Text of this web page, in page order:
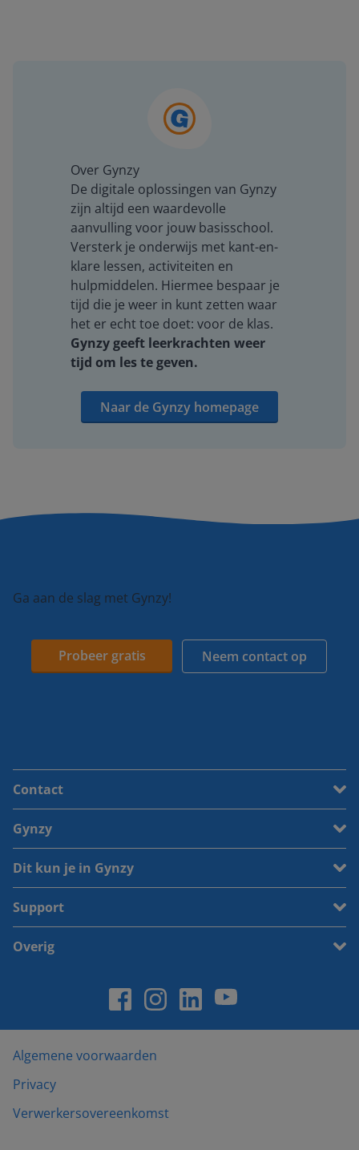
Over Gynzy
De digitale oplossingen van Gynzy
zijn altijd een waardevolle
aanvulling voor jouw basisschool.
Versterk je onderwijs met kant-en-
klare lessen, activiteiten en
hulpmiddelen. Hiermee bespaar je
tijd die je weer in kunt zetten waar
het er echt toe doet: voor de klas.
Gynzy geeft leerkrachten weer
tijd om les te geven.
Naar de Gynzy homepage
Ga aan de slag met Gynzy!
Probeer gratis Neem contact op
Contact
Gynzy
Dit kun je in Gynzy
Support
Overig
Algemene voorwaarden
Privacy
Verwerkersovereenkomst